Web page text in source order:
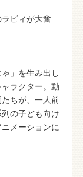
ビィが大奮
」を生み出し
ラクター。動
ちが、一人前
の子ども向け
メーションに